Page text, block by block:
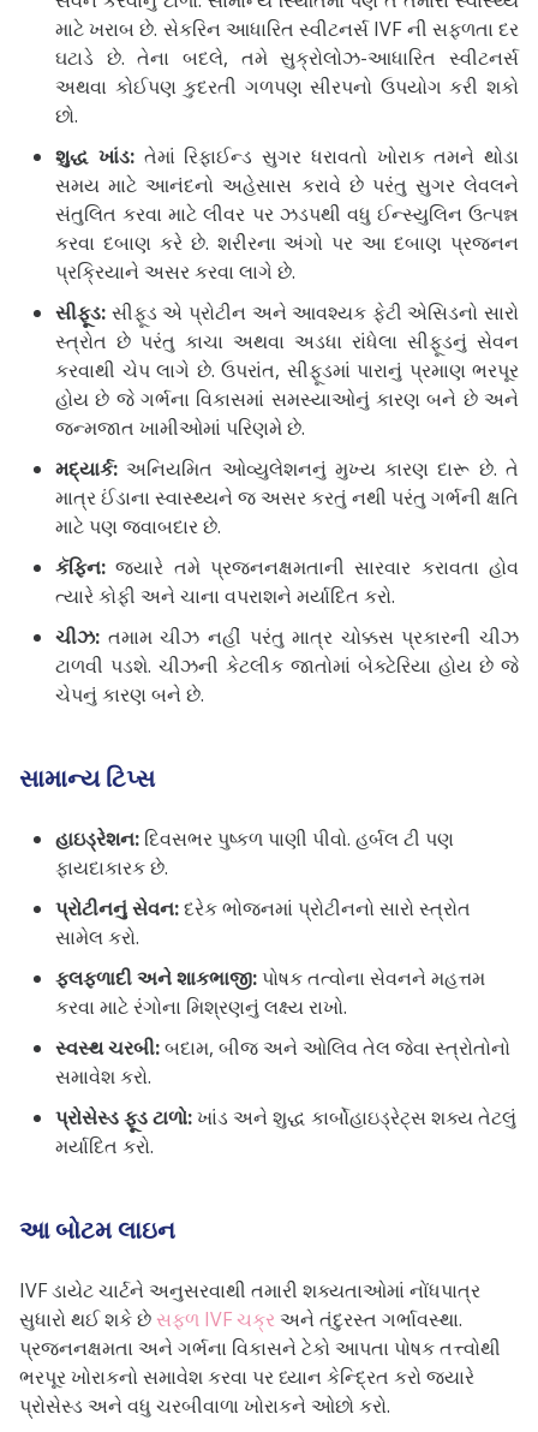
માટે ખરાબ છે. સેકરિન આધારિત સ્વીટનર્સ IVF ની સફળતા દર
ઘટાડે છે. તેના બદલે, તમે સુક્રોલોઝ-આધારિત સ્વીટનર્સ
અથવા કોઈપણ કુદરતી ગળપણ સીરપનો ઉપયોગ કરી શકો
છો.
શુદ્ધ ખાંડ:તેમાં રિફાઈન્ડ સુગર ધરાવતો ખોરાક તમને થોડા
સમય માટે આનંદનો અહેસાસ કરાવે છે પરંતુ સુગર લેવલને
સંતુલિત કરવા માટે લીવર પર ઝડપથી વધુ ઈન્સ્યુલિન ઉત્પન્ન
કરવા દબાણ કરે છે. શરીરના અંગો પર આ દબાણ પ્રજનન
પ્રક્રિયાને અસર કરવા લાગે છે.
સીફૂડ: સીફૂડ એ પ્રોટીન અને આવશ્યક ફેટી એસિડનો સારો
સ્ત્રોત છે પરંતુ કાચા અથવા અડધા રાંધેલા સીફૂડનું સેવન
કરવાથી ચેપ લાગે છે. ઉપરાંત, સીફૂડમાં પારાનું પ્રમાણ ભરપૂર
હોય છે જે ગર્ભના વિકાસમાં સમસ્યાઓનું કારણ બને છે અને
જન્મજાત ખામીઓમાં પરિણમે છે.
મદ્યાર્ક: અનિયમિત ઓવ્યુલેશનનું મુખ્ય કારણ દારૂ છે. તે
માત્ર ઈંડાના સ્વાસ્થ્યને જ અસર કરતું નથી પરંતુ ગર્ભની ક્ષતિ
માટે પણ જવાબદાર છે.
કૅફિન: જ્યારે તમે પ્રજનનક્ષમતાની સારવાર કરાવતા હોવ
ત્યારે કોફી અને ચાના વપરાશને મર્યાદિત કરો.
ચીઝ: તમામ ચીઝ નહીં પરંતુ માત્ર ચોક્કસ પ્રકારની ચીઝ
ટાળવી પડશે. ચીઝની કેટલીક જાતોમાં બેક્ટેરિયા હોય છે જે
ચેપનું કારણ બને છે.
સામાન્ય ટિપ્સ
હાઇડ્રેશન: દિવસભર પુષ્કળ પાણી પીવો. હર્બલ ટી પણ
ફાયદાકારક છે.
પ્રોટીનનું સેવન:દરેક ભોજનમાં પ્રોટીનનો સારો સ્ત્રોત
સામેલ કરો.
ફલફળાદી અને શાકભાજી:પોષક તત્વોના સેવનને મહત્તમ
કરવા માટે રંગોના મિશ્રણનું લક્ષ્ય રાખો.
સ્વસ્થ ચરબી:બદામ, બીજ અને ઓલિવ તેલ જેવા સ્ત્રોતોનો
સમાવેશ કરો.
પ્રોસેસ્ડ ફૂડ ટાળો:ખાંડ અને શુદ્ધ કાર્બોહાઇડ્રેટ્સ શક્ય તેટલું
મર્યાદિત કરો.
આ બોટમ લાઇન
IVF ડાયેટ ચાર્ટને અનુસરવાથી તમારી શક્યતાઓમાં નોંધપાત્ર
સુધારો થઈ શકે છેસફળ IVF ચક્ર અને તંદુરસ્ત ગર્ભાવસ્થા.
પ્રજનનક્ષમતા અને ગર્ભના વિકાસને ટેકો આપતા પોષક તત્ત્વોથી
ભરપૂર ખોરાકનો સમાવેશ કરવા પર ધ્યાન કેન્દ્રિત કરો જ્યારે
પ્રોસેસ્ડ અને વધુ ચરબીવાળા ખોરાકને ઓછો કરો.